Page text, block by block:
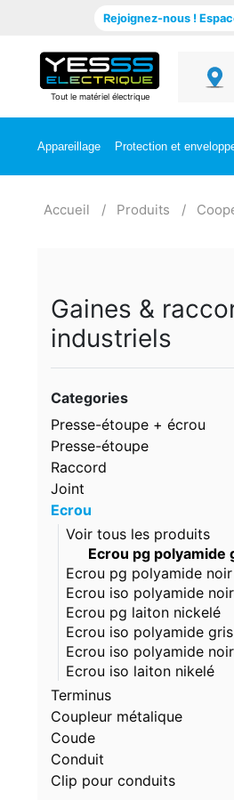
Rejoignez-nous !
Tout le matériel électrique
Appareillage Protection et
Accueil Produits
Gaines &
industriels
Categories
Presse-étoupe + écrou
Presse-étoupe
Raccord
Joint
Ecrou
Voir tous les produits
Ecrou pg polyamide
Ecrou pg polyamide noir
Ecrou iso polyamide noir
Ecrou pg laiton nickelé
Ecrou iso polyamide gris
Ecrou iso polyamide noir
Ecrou iso laiton nikelé
Terminus
Coupleur métalique
Coude
Conduit
Clip pour conduits